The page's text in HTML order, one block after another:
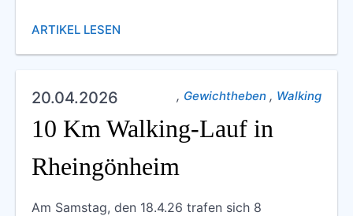
ARTIKEL LESEN
, Gewichtheben , Walking
20.04.2026
10 Km Walking-Lauf in
Rheingönheim
Am Samstag, den 18.4.26 trafen sich 8